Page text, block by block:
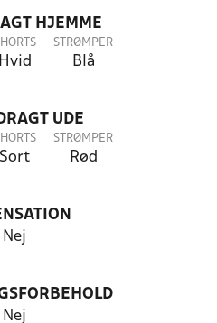
HJEMME
Hvid
STRØMPER
Blå
UDE
Sort
STRØMPER
Rød
Nej
Nej